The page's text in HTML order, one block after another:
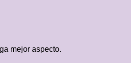
mejor aspecto.